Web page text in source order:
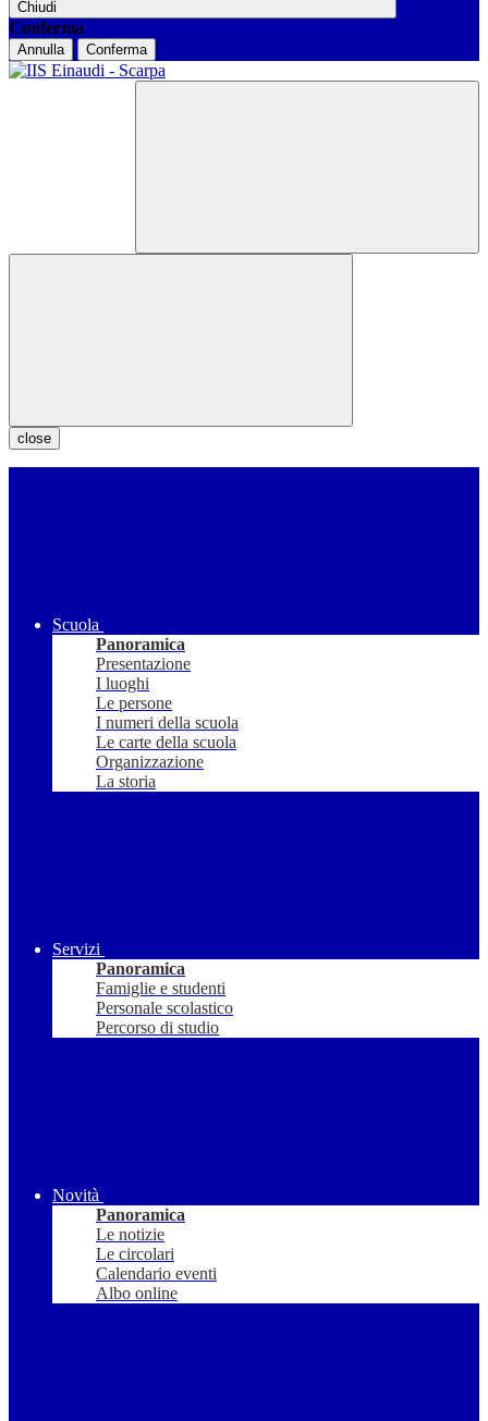
Chiudi
Conferma
Annulla Conferma
close
Scuola
Panoramica
Presentazione
I luoghi
Le persone
I numeri della scuola
Le carte della scuola
Organizzazione
La storia
Servizi
Panoramica
Famiglie e studenti
Personale scolastico
Percorso di studio
Novità
Panoramica
Le notizie
Le circolari
Calendario eventi
Albo online